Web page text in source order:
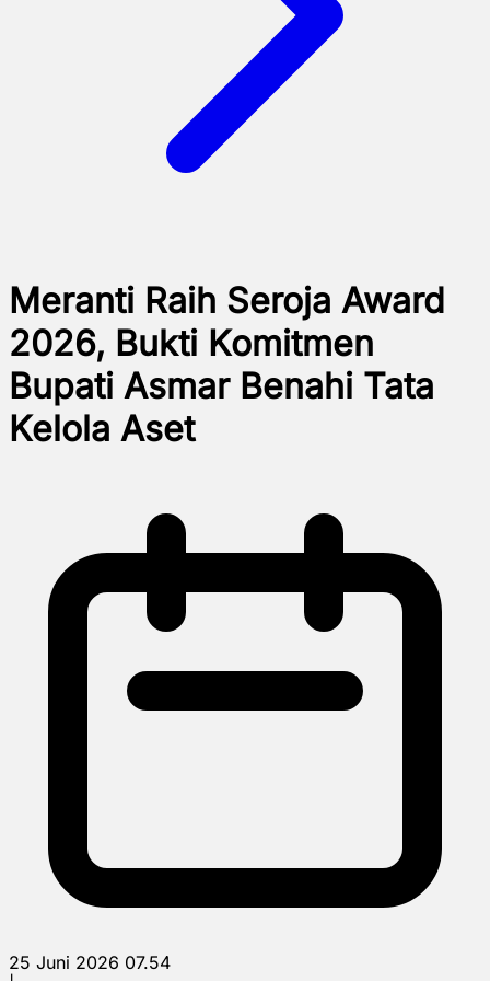
Meranti Raih Seroja Award
2026, Bukti Komitmen
Bupati Asmar Benahi Tata
Kelola Aset
25 Juni 2026 07.54